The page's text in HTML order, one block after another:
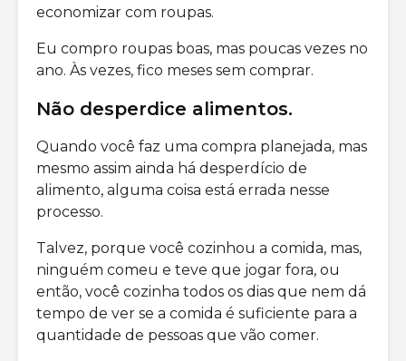
economizar com roupas.
Eu compro roupas boas, mas poucas vezes no
ano. Às vezes, fico meses sem comprar.
Não desperdice alimentos.
Quando você faz uma compra planejada, mas
mesmo assim ainda há desperdício de
alimento, alguma coisa está errada nesse
processo.
Talvez, porque você cozinhou a comida, mas,
ninguém comeu e teve que jogar fora, ou
então, você cozinha todos os dias que nem dá
tempo de ver se a comida é suficiente para a
quantidade de pessoas que vão comer.